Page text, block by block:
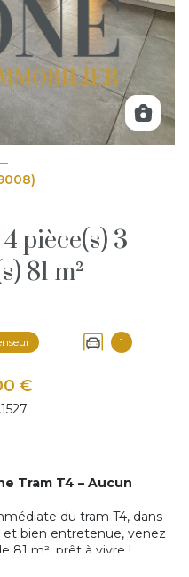
chambre(s) 81 m²
1
€
Tram T4 – Aucun
du tram T4, dans
et bien entretenue, venez
81 m², prêt à vivre !